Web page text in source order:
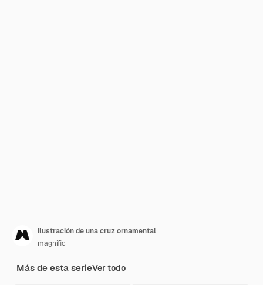
Ilustración de una cruz ornamental
magnific
Más de esta serieVer todo